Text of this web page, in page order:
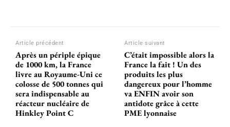
Article précédent
Après un périple épique
de 1000 km, la France
livre au Royaume-Uni ce
colosse de 500 tonnes qui
sera indispensable au
réacteur nucléaire de
Hinkley Point C
Article suivant
C’était impossible alors la
France la fait ! Un des
produits les plus
dangereux pour l’homme
va ENFIN avoir son
antidote grâce à cette
PME lyonnaise